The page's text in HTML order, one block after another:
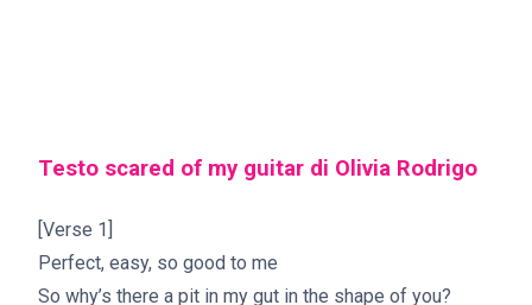
Testo ​​scared of my guitar di Olivia Rodrigo
[Verse 1]
Perfect, easy, so good to me
So why’s there a pit in my gut in the shape of you?